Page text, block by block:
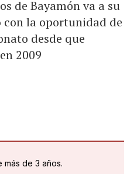
de Bayamón va a su
la oportunidad de
desde que
2009
más de 3 años.